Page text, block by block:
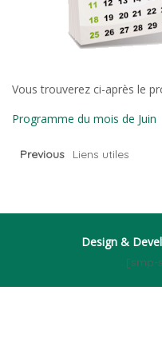
Vous trouverez ci-après le
Programme du mois de Juin
Previous Liens utiles
Design &
[smp-